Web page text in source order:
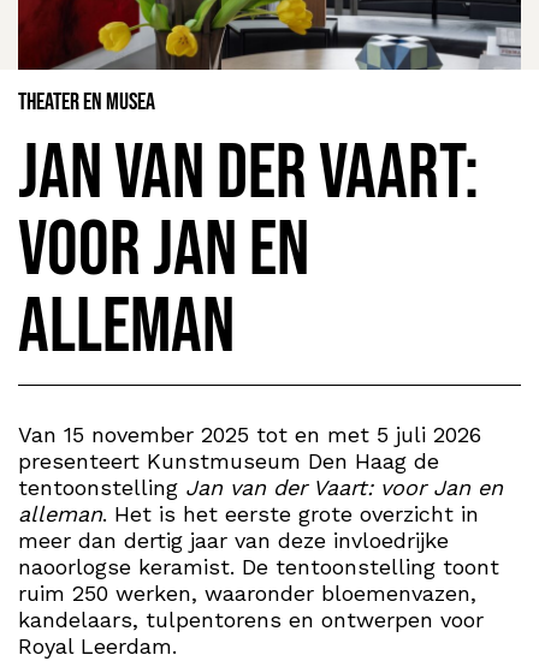
Theater en Musea
Jan van der Vaart:
voor Jan en
alleman
Van 15 november 2025 tot en met 5 juli 2026
presenteert Kunstmuseum Den Haag de
tentoonstelling Jan van der Vaart: voor Jan en
alleman. Het is het eerste grote overzicht in
meer dan dertig jaar van deze invloedrijke
naoorlogse keramist. De tentoonstelling toont
ruim 250 werken, waaronder bloemenvazen,
kandelaars, tulpentorens en ontwerpen voor
Royal Leerdam.